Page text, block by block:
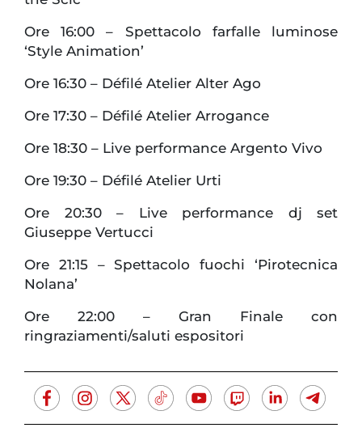
Ore 16:00 – Spettacolo farfalle luminose
‘Style Animation’
Ore 16:30 – Défilé Atelier Alter Ago
Ore 17:30 – Défilé Atelier Arrogance
Ore 18:30 – Live performance Argento Vivo
Ore 19:30 – Défilé Atelier Urti
Ore 20:30 – Live performance dj set
Giuseppe Vertucci
Ore 21:15 – Spettacolo fuochi ‘Pirotecnica
Nolana’
Ore 22:00 – Gran Finale con
ringraziamenti/saluti espositori